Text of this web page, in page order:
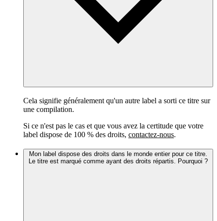
Cela signifie généralement qu'un autre label a sorti ce titre sur
une compilation.
Si ce n'est pas le cas et que vous avez la certitude que votre
label dispose de 100 % des droits, contactez-nous.
Mon label dispose des droits dans le monde entier pour ce titre.
Le titre est marqué comme ayant des droits répartis. Pourquoi ?